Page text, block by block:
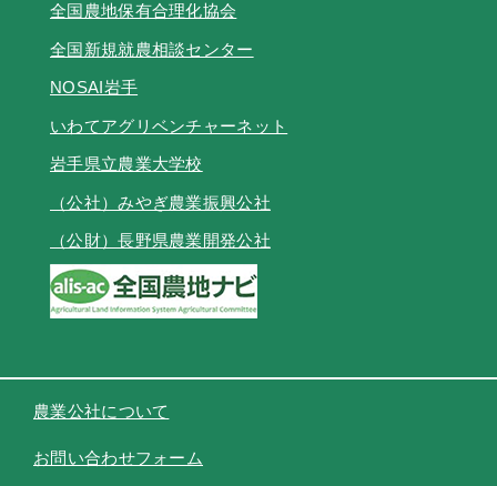
全国農地保有合理化協会
全国新規就農相談センター
NOSAI岩手
いわてアグリベンチャーネット
岩手県立農業大学校
（公社）みやぎ農業振興公社
（公財）長野県農業開発公社
農業公社について
お問い合わせフォーム